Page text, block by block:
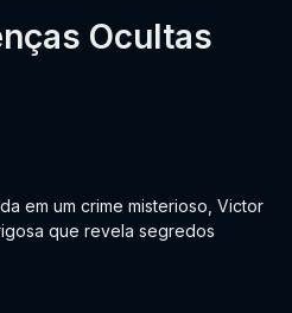
Ocultas
em um crime misterioso, Victor
que revela segredos